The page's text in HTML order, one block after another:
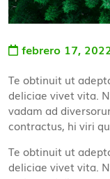
febrero 17,
Te obtinuit ut
deliciae vivet vita.
vadam ad
contractus, hi viri
Te obtinuit ut
deliciae vivet vita.